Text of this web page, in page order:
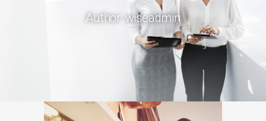
Author: wiseadmin